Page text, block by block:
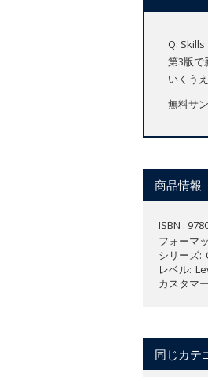
Q:
第3版で
いくう
無料サ
商品情報
ISBN :
フォーマ
シリーズ
レベル
カスタマ
同じカテ